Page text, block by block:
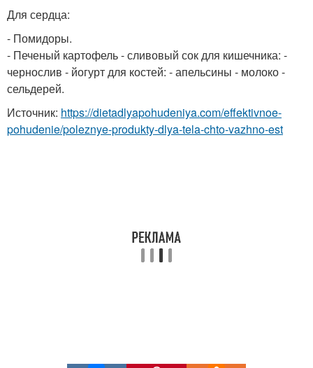
Для сердца:
- Помидоры.
- Печеный картофель - сливовый сок для кишечника: -
чернослив - йогурт для костей: - апельсины - молоко -
сельдерей.
Источник: https://dietadlyapohudeniya.com/effektivnoe-
pohudenie/poleznye-produkty-dlya-tela-chto-vazhno-est